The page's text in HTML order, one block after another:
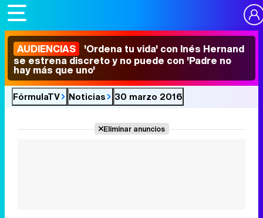
AUDIENCIAS 'Ordena tu vida' con Inés Hernand
se estrena discreto y no puede con 'Padre no
hay más que uno'
FórmulaTV Noticias 30 marzo 2016
Eliminar anuncios